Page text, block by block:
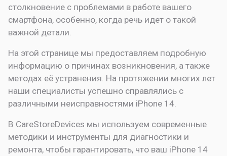
столкновение с проблемами в работе вашего
смартфона, особенно, когда речь идет о такой
важной детали.
На этой странице мы предоставляем подробную
информацию о причинах возникновения, а также
методах её устранения. На протяжении многих лет
наши специалисты успешно справлялись с
различными неисправностями iPhone 14.
В CareStoreDevices мы используем современные
методики и инструменты для диагностики и
ремонта, чтобы гарантировать, что ваш iPhone 14